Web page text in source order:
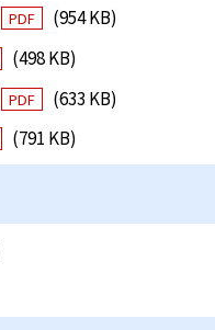
PDF
(954 KB)
(498 KB)
PDF
(633 KB)
(791 KB)